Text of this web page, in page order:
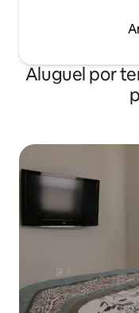
Aluguel por